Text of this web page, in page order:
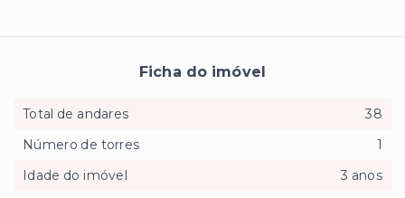
Ficha do imóvel
Total de andares
38
Número de torres
1
Idade do imóvel
3 anos